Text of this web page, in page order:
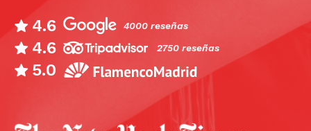
4.6 4000 reseñas
4.6 2750 reseñas
5.0